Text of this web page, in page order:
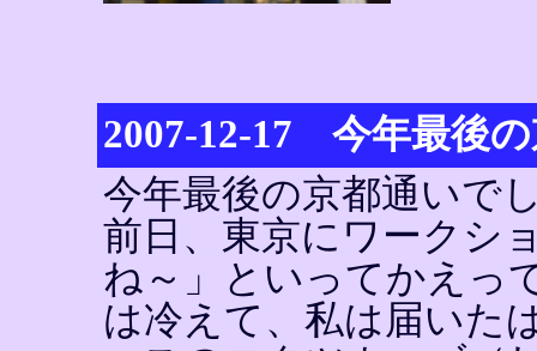
2007-12-17 今年最後
今年最後の京都通いで
前日、東京にワークシ
ね～」といってかえっ
は冷えて、私は届いた